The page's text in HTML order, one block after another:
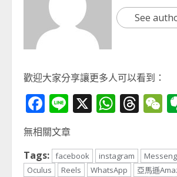
See
歡迎大家分享讓更多人可以看到：
Facebook
Line
X
無相關文章
Tags: facebook instagram
Oculus
Reels WhatsApp 亞馬遜